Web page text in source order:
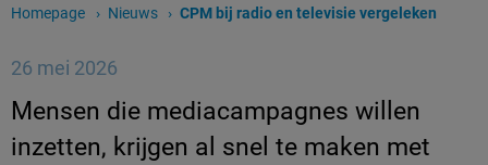
Homepage Nieuws Huidige pagina:
CPM bij radio en televisie vergeleken
26 mei 2026
Mensen die mediacampagnes willen
inzetten, krijgen al snel te maken met